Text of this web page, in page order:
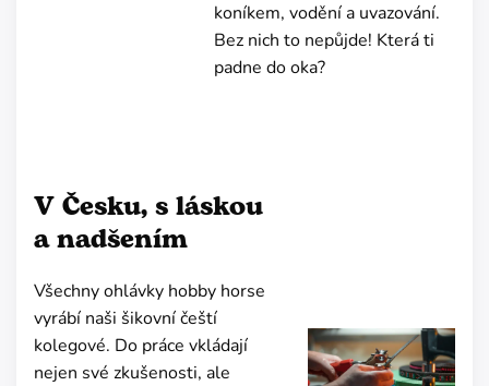
koníkem, vodění a uvazování.
Bez nich to nepůjde! Která ti
padne do oka?
V Česku, s láskou
a nadšením
Všechny ohlávky hobby horse
vyrábí naši šikovní čeští
kolegové. Do práce vkládají
nejen své zkušenosti, ale